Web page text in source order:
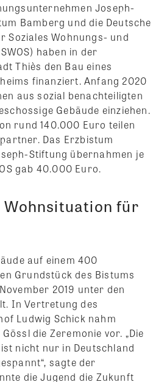
Joseph-
Bamberg und die Deutsche
Soziales Wohnungs- und
haben in der
Thiès den Bau eines
finanziert. Anfang 2020
aus sozial benachteiligten
Gebäude einziehen.
rund 140.000 Euro teilen
Das Erzbistum
Stiftung übernahmen je
gab 40.000 Euro.
Wohnsituation für
auf einem 400
Grundstück des Bistums
2019 unter den
In Vertretung des
Ludwig Schick nahm
die Zeremonie vor. „Die
nicht nur in Deutschland
sagte der
die Jugend die Zukunft